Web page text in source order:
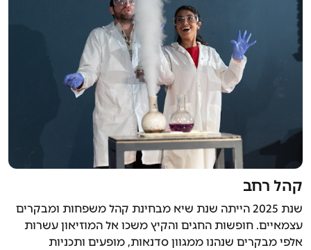
קהל רחב
שנת 2025 הייתה שנת שיא מבחינת קהל משפחות ומבקרים
עצמאיים. חופשות החגים והקיץ משכו אל המוזיאון עשרות
אלפי מבקרים שנהנו ממגוון סדנאות, מופעים ותכניות